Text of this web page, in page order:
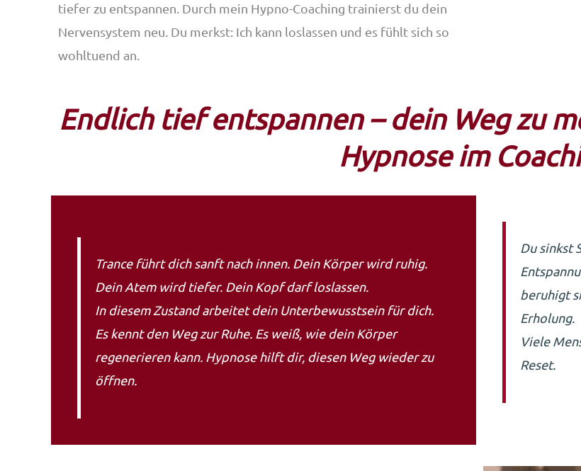
tiefer zu entspannen. Durch mein Hypno-Coaching trainierst du dein
Nervensystem neu. Du merkst: Ich kann loslassen und es fühlt sich so
wohltuend an.
Endlich tief entspannen – dein Weg zu
Hypnose im
Trance führt dich sanft nach innen. Dein Körper wird ruhig.
Dein Atem wird tiefer. Dein Kopf darf loslassen.
In diesem Zustand arbeitet dein Unterbewusstsein für dich.
Es kennt den Weg zur Ruhe. Es weiß, wie dein Körper
regenerieren kann. Hypnose hilft dir, diesen Weg wieder zu
öffnen.
Du sinkst
beruhigt
Erholung.
Viele
Reset.